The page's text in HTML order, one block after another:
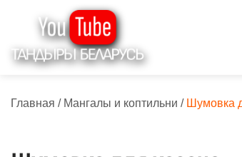
Главная / Мангалы и коптильни /Шумовка